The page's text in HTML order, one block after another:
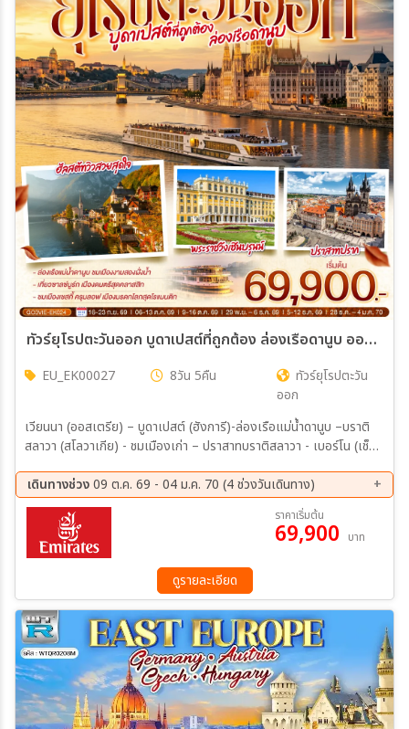
ทัวร์ยุโรปตะวันออก บูดาเปสต์ที่ถูกต้อง ล่องเรือดานูบ ออสเตรีย ฮังการี สโลวาเกีย เช็ก 8วัน 5คืน (EK)
EU_EK00027 8วัน 5คืน
ทัวร์ยุโรปตะวัน
ออก
เวียนนา (ออสเตรีย) – บูดาเปสต์ (ฮังการี)-ล่องเรือแม่น้ำดานูบ –บราติ
สลาวา (สโลวาเกีย) - ชมเมืองเก่า – ปราสาทบราติสลาวา - เบอร์โน (เช็ก)
ตุส – ย่านช่างทองโบราณ - สะพานชาร์ล - เชสกี้ ครุมลอฟ – ซาลซ์บูร์ก
(ออสเตรีย) – สวนมิราเบล ฮัลสตัท – เดินชมวิวหมู่บ้าน - OUTLET –
เวียนนา– เข้าชมพระราชวังเชินบรุนน์ - ถนนคาร์ทเนอร์
เดินทางช่วง09 ต.ค. 69 - 04 ม.ค. 70 (4 ช่วงวันเดินทาง)
09 ต.ค. 69 - 16 ต.ค. 69
29 พ.ย. 69 - 06 ธ.ค. 69
05 ธ.ค. 69 - 12 ธ.ค. 69
28 ธ.ค. 69 - 04 ม.ค. 70
ราคาเริ่มต้น
69,900 บาท
ดูรายละเอียด